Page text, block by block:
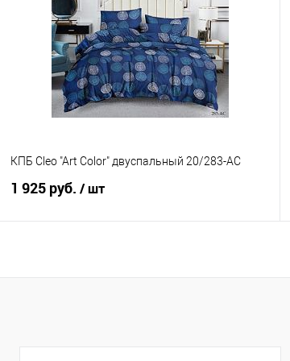
Купить в 1 клик
Сравнение
В избранное
В наличии
КПБ Cleo "Art Color" двуспальный 20/283-AC
1 925 руб. / шт